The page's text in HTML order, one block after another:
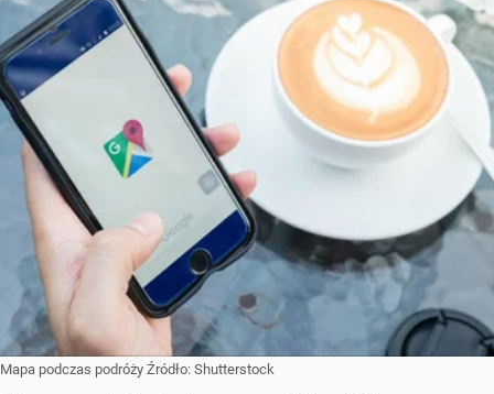
Mapa podczas podróży Źródło: Shutterstock